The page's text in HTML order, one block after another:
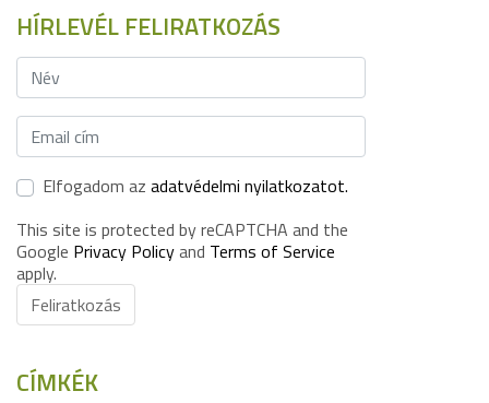
HÍRLEVÉL FELIRATKOZÁS
Elfogadom az adatvédelmi nyilatkozatot.
This site is protected by reCAPTCHA and the
Google Privacy Policyand Terms of Service
apply.
Feliratkozás
CÍMKÉK